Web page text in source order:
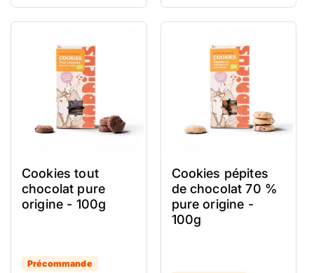
Cookies tout
chocolat pure
origine - 100g
Précommande
Cookies pépites
de chocolat 70 %
pure origine -
100g